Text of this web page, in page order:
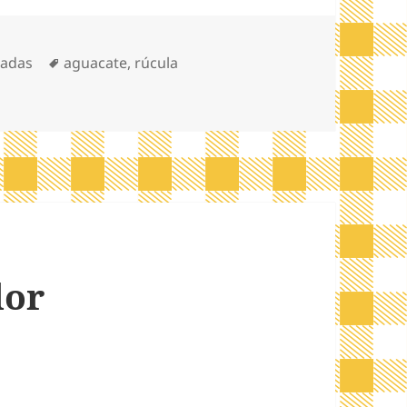
Etiquetas
aguacate, rúcula